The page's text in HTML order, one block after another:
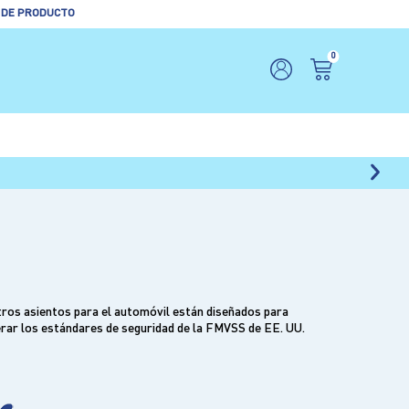
PRODUCTO
0
asientos para el automóvil están diseñados para
los estándares de seguridad de la FMVSS de EE. UU.